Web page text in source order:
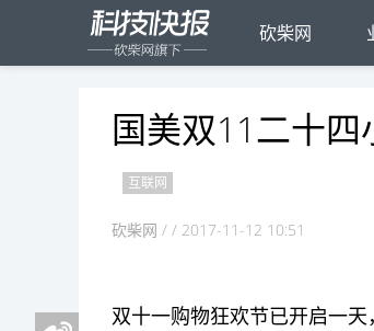
砍柴网
国美双11二十
互联网
砍柴网 / / 2017-11-12 10:51
双十一购物狂欢节已开启一